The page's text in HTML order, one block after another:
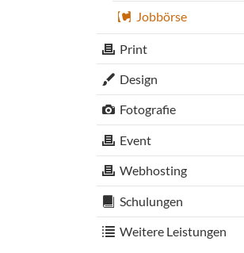
Jobbörse
Print
Design
Fotografie
Event
Webhosting
Schulungen
Weitere Leistungen